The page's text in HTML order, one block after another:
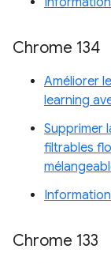
Chrome 134
Améliorer
learning
Supprimer
filtrables
Chrome 133